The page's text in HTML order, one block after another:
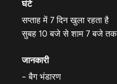
घंटे
सप्ताह में 7 दिन खुला रहता है
सुबह 10 बजे से शाम 7 बजे तक
जानकारी
–बैग भंडारण